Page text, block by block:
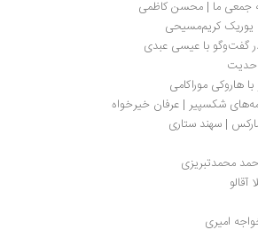
جمعی ما | محسن کاظمی
یوریک کریم‌مسیحی
گفت‌وگو با عیسی عبدی
هاروکی موراکامی
شکسپیر | عرفان خیرخواه
| سهند ستاری
امیری